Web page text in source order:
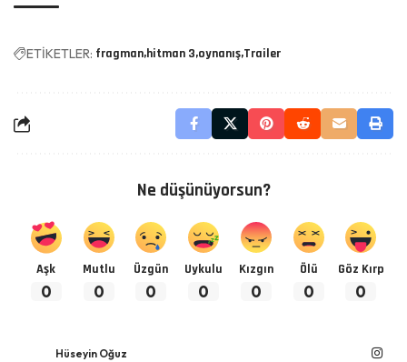
ETİKETLER: fragman hitman 3 oynanış Trailer
Ne düşünüyorsun?
Aşk
0
Mutlu
0
Üzgün
0
Uykulu
0
Kızgın
0
Ölü
0
Göz Kırp
0
Hüseyin Oğuz